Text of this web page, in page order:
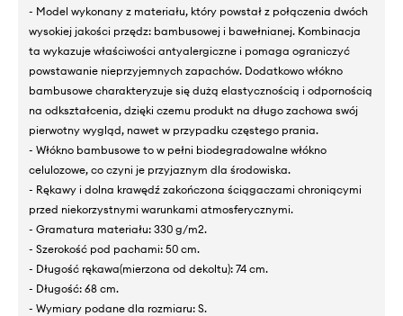
- Model wykonany z materiału, który powstał z połączenia dwóch
wysokiej jakości przędz: bambusowej i bawełnianej. Kombinacja
ta wykazuje właściwości antyalergiczne i pomaga ograniczyć
powstawanie nieprzyjemnych zapachów. Dodatkowo włókno
bambusowe charakteryzuje się dużą elastycznością i odpornością
na odkształcenia, dzięki czemu produkt na długo zachowa swój
pierwotny wygląd, nawet w przypadku częstego prania.
- Włókno bambusowe to w pełni biodegradowalne włókno
celulozowe, co czyni je przyjaznym dla środowiska.
- Rękawy i dolna krawędź zakończona ściągaczami chroniącymi
przed niekorzystnymi warunkami atmosferycznymi.
- Gramatura materiału: 330 g/m2.
- Szerokość pod pachami: 50 cm.
- Długość rękawa(mierzona od dekoltu): 74 cm.
- Długość: 68 cm.
- Wymiary podane dla rozmiaru: S.